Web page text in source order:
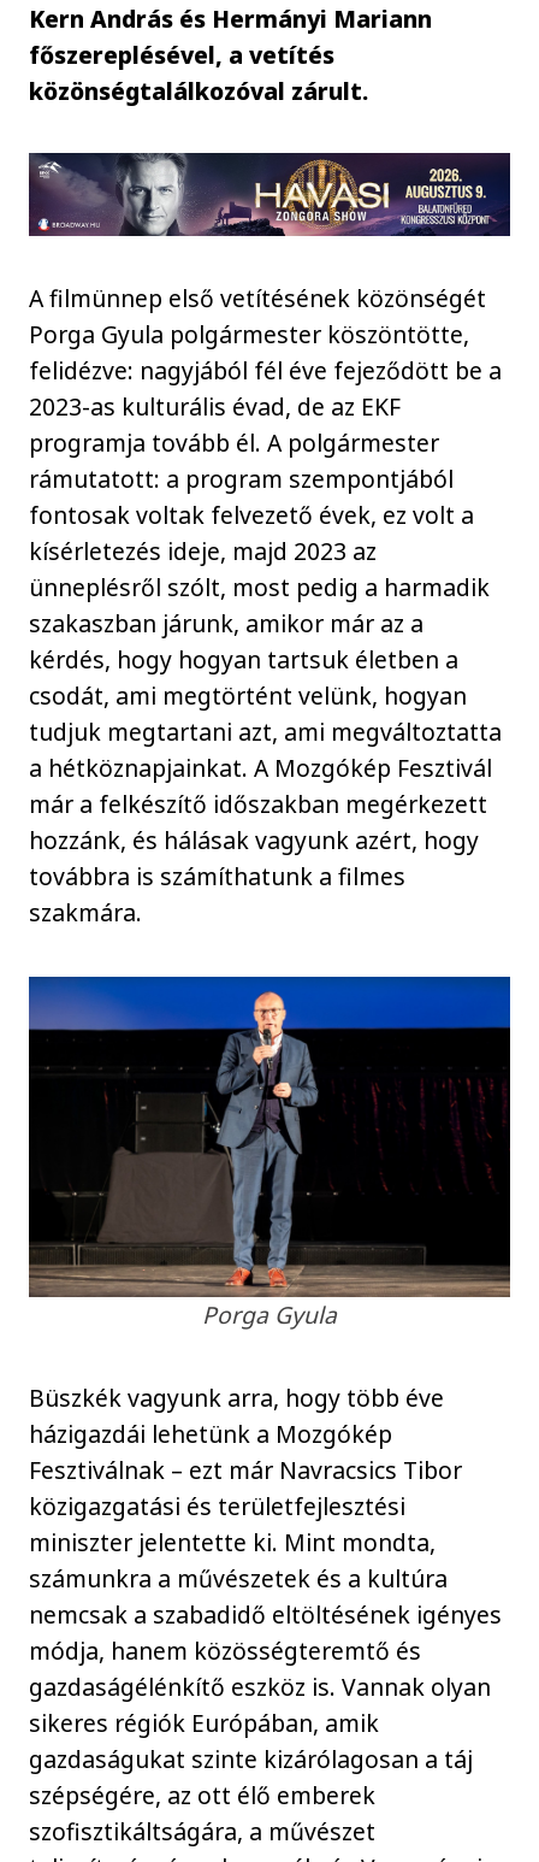
Kern András és Hermányi Mariann
főszereplésével, a vetítés
közönségtalálkozóval zárult.
A filmünnep első vetítésének közönségét
Porga Gyula polgármester köszöntötte,
felidézve: nagyjából fél éve fejeződött be a
2023-as kulturális évad, de az EKF
programja tovább él. A polgármester
rámutatott: a program szempontjából
fontosak voltak felvezető évek, ez volt a
kísérletezés ideje, majd 2023 az
ünneplésről szólt, most pedig a harmadik
szakaszban járunk, amikor már az a
kérdés, hogy hogyan tartsuk életben a
csodát, ami megtörtént velünk, hogyan
tudjuk megtartani azt, ami megváltoztatta
a hétköznapjainkat. A Mozgókép Fesztivál
már a felkészítő időszakban megérkezett
hozzánk, és hálásak vagyunk azért, hogy
továbbra is számíthatunk a filmes
szakmára.
Porga Gyula
Büszkék vagyunk arra, hogy több éve
házigazdái lehetünk a Mozgókép
Fesztiválnak – ezt már Navracsics Tibor
közigazgatási és területfejlesztési
miniszter jelentette ki. Mint mondta,
számunkra a művészetek és a kultúra
nemcsak a szabadidő eltöltésének igényes
módja, hanem közösségteremtő és
gazdaságélénkítő eszköz is. Vannak olyan
sikeres régiók Európában, amik
gazdaságukat szinte kizárólagosan a táj
szépségére, az ott élő emberek
szofisztikáltságára, a művészet